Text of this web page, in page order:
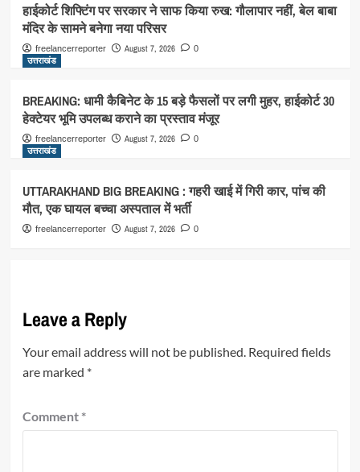
हाईकोर्ट शिफ्टिंग पर सरकार ने साफ किया रुख: गौलापार नहीं, बेल बाबा
मंदिर के सामने बनेगा नया परिसर
freelancerreporter August 7, 2026 0
उत्तराखंड
BREAKING: धामी कैबिनेट के 15 बड़े फैसलों पर लगी मुहर, हाईकोर्ट 30
हेक्टेयर भूमि उपलब्ध कराने का प्रस्ताव मंजूर
freelancerreporter August 7, 2026 0
उत्तराखंड
UTTARAKHAND BIG BREAKING : गहरी खाई में गिरी कार, पांच की
मौत, एक घायल बच्चा अस्पताल में भर्ती
freelancerreporter August 7, 2026 0
Leave a Reply
Your email address will not be published. Required fields
are marked *
Comment *